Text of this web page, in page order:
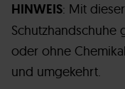
HINWEIS: Mit
oder ohne
und umgekehrt.